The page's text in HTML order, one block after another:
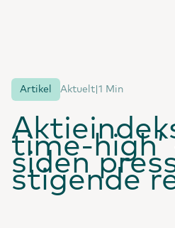
Artikel Aktuelt 1 Min
Aktieindeks
time-high’
siden
stigende